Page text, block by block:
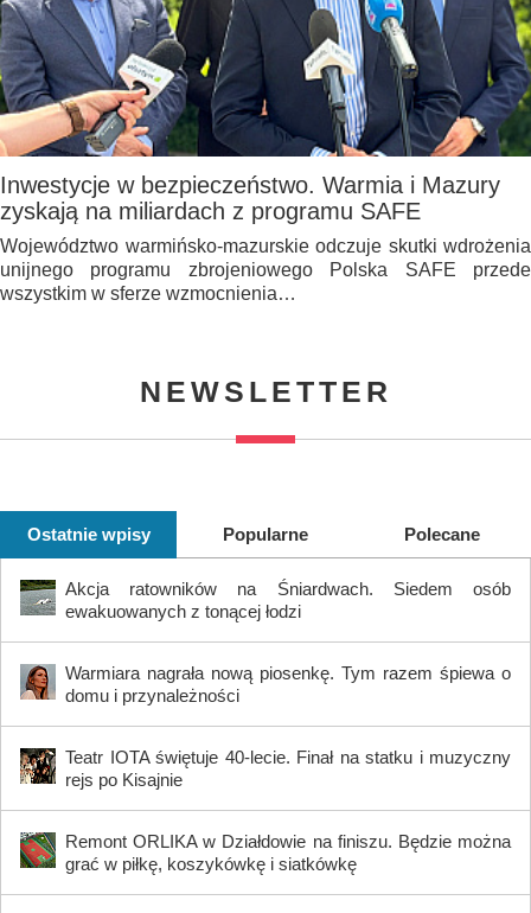
Inwestycje w bezpieczeństwo. Warmia i Mazury
zyskają na miliardach z programu SAFE
Województwo warmińsko-mazurskie odczuje skutki wdrożenia
unijnego programu zbrojeniowego Polska SAFE przede
wszystkim w sferze wzmocnienia…
NEWSLETTER
Ostatnie wpisy Popularne Polecane
Akcja ratowników na Śniardwach. Siedem osób
ewakuowanych z tonącej łodzi
Warmiara nagrała nową piosenkę. Tym razem śpiewa o
domu i przynależności
Teatr IOTA świętuje 40-lecie. Finał na statku i muzyczny
rejs po Kisajnie
Remont ORLIKA w Działdowie na finiszu. Będzie można
grać w piłkę, koszykówkę i siatkówkę